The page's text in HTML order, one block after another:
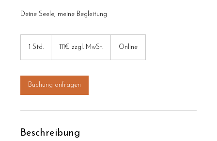
Deine Seele, meine Begleitung
1 Std.
d
MwSt.111€ zzgl. MwSt. Online
Buchung anfragen
Beschreibung